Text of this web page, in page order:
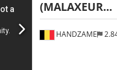
HANDZAME
(MALAXEUR...